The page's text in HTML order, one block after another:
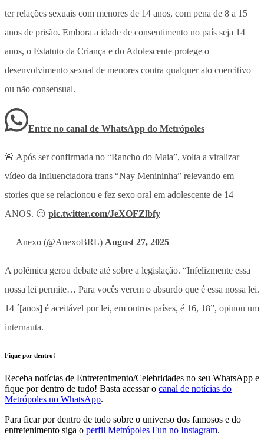
ter relações sexuais com menores de 14 anos, com pena de 8 a 15
anos de prisão. Embora a idade de consentimento no país seja 14
anos, o Estatuto da Criança e do Adolescente protege o
desenvolvimento sexual de menores contra qualquer ato coercitivo
ou não consensual.
Entre no canal de WhatsApp do Metrópoles
🚨 Após ser confirmada no “Rancho do Maia”, volta a viralizar
vídeo da Influenciadora trans “Nay Menininha” relevando em
stories que se relacionou e fez sexo oral em adolescente de 14
ANOS. 😐 pic.twitter.com/JeXOFZlbfy
— Anexo (@AnexoBRL) August 27, 2025
A polêmica gerou debate até sobre a legislação. “Infelizmente essa
nossa lei permite… Para vocês verem o absurdo que é essa nossa lei.
14 ´[anos] é aceitável por lei, em outros países, é 16, 18”, opinou um
internauta.
Fique por dentro!
Receba notícias de Entretenimento/Celebridades no seu WhatsApp e
fique por dentro de tudo! Basta acessar o canal de notícias do
Metrópoles no WhatsApp.
Para ficar por dentro de tudo sobre o universo dos famosos e do
entretenimento siga o perfil Metrópoles Fun no Instagram.